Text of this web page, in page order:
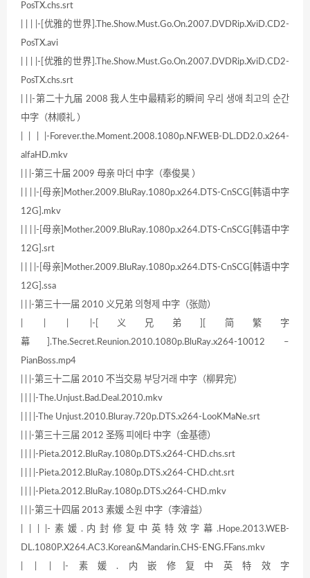
PosTX.chs.srt
| | | |-[优雅的世界].The.Show.Must.Go.On.2007.DVDRip.XviD.CD2-
PosTX.avi
| | | |-[优雅的世界].The.Show.Must.Go.On.2007.DVDRip.XviD.CD2-
PosTX.chs.srt
| | |-第二十九届 2008 我人生中最精彩的瞬间 우리 생애 최고의 순간
中字（林顺礼 ）
| | | |-Forever.the.Moment.2008.1080p.NF.WEB-DL.DD2.0.x264-
alfaHD.mkv
| | |-第三十届 2009 母亲 마더 中字（奉俊昊 ）
| | | |-[母亲]Mother.2009.BluRay.1080p.x264.DTS-CnSCG[韩语中字
12G].mkv
| | | |-[母亲]Mother.2009.BluRay.1080p.x264.DTS-CnSCG[韩语中字
12G].srt
| | | |-[母亲]Mother.2009.BluRay.1080p.x264.DTS-CnSCG[韩语中字
12G].ssa
| | |-第三十一届 2010 义兄弟 의형제 中字（张勋）
| | | |-[义兄弟][简繁字
幕].The.Secret.Reunion.2010.1080p.BluRay.x264-10012 –
PianBoss.mp4
| | |-第三十二届 2010 不当交易 부당거래 中字（柳昇完）
| | | |-The.Unjust.Bad.Deal.2010.mkv
| | | |-The Unjust.2010.Bluray.720p.DTS.x264-LooKMaNe.srt
| | |-第三十三届 2012 圣殇 피에타 中字（金基德）
| | | |-Pieta.2012.BluRay.1080p.DTS.x264-CHD.chs.srt
| | | |-Pieta.2012.BluRay.1080p.DTS.x264-CHD.cht.srt
| | | |-Pieta.2012.BluRay.1080p.DTS.x264-CHD.mkv
| | |-第三十四届 2013 素媛 소원 中字（李濬益）
| | | |-素媛.内封修复中英特效字幕.Hope.2013.WEB-
DL.1080P.X264.AC3.Korean&Mandarin.CHS-ENG.FFans.mkv
| | | |-素媛.内嵌修复中英特效字